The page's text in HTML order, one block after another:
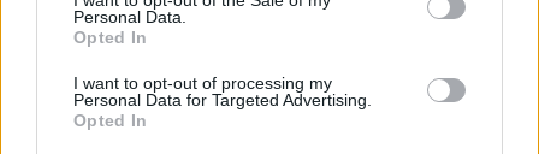
Personal Data.
Opted In
I want to opt-out of processing my
Personal Data for Targeted Advertising.
Opted In